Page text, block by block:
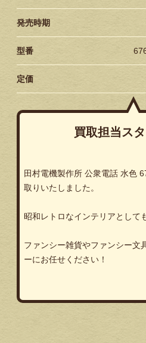
発売時期
型番
定価
買取担当ス
田村電機製作所 公衆電話 水色
取りいたしました。
昭和レトロなインテリアとして
ファンシー雑貨やファンシー文
ーにお任せください！